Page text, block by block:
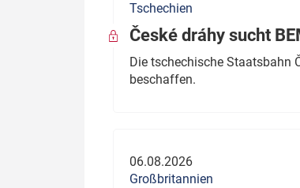
Tschechien
České dráhy sucht
Die tschechische Staatsbahn
beschaffen.
06.08.2026
Großbritannien